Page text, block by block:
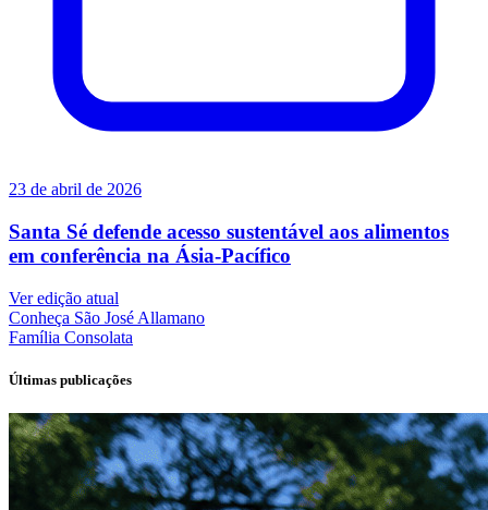
23 de abril de 2026
Santa Sé defende acesso sustentável aos alimentos
em conferência na Ásia-Pacífico
Ver edição atual
Conheça São José Allamano
Família Consolata
Últimas publicações